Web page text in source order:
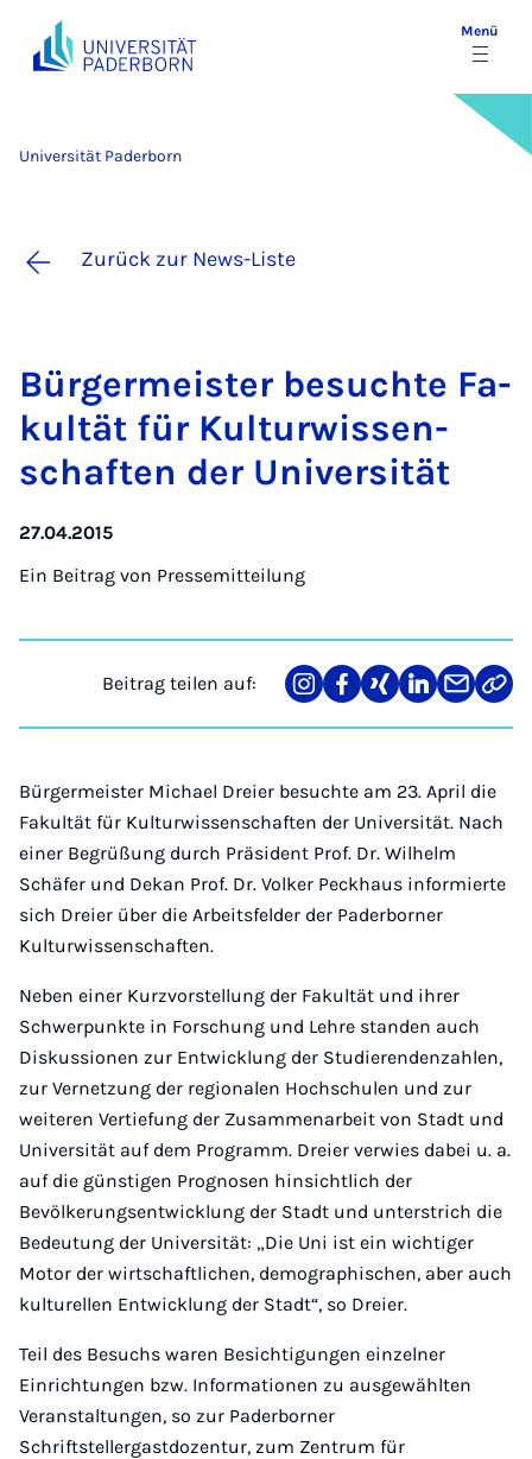
Menü
Universität Paderborn
Zurück zur News-Liste
Bür­ger­meis­ter be­such­te Fa­
kul­tät für Kul­tur­wis­sen­
schaf­ten der Uni­ver­si­tät
27.04.2015
Ein Beitrag von Pressemitteilung
Beitrag teilen auf:
Teilen
auf
Teilen
auf
Teilen
auf
Teilen
auf
Teilen
über
Mail
Link
Bürgermeister Michael Dreier besuchte am 23. April die
Fakultät für Kulturwissenschaften der Universität. Nach
einer Begrüßung durch Präsident Prof. Dr. Wilhelm
Schäfer und Dekan Prof. Dr. Volker Peckhaus informierte
sich Dreier über die Arbeitsfelder der Paderborner
Kulturwissenschaften.
Neben einer Kurzvorstellung der Fakultät und ihrer
Schwerpunkte in Forschung und Lehre standen auch
Diskussionen zur Entwicklung der Studierendenzahlen,
zur Vernetzung der regionalen Hochschulen und zur
weiteren Vertiefung der Zusammenarbeit von Stadt und
Universität auf dem Programm. Dreier verwies dabei u. a.
auf die günstigen Prognosen hinsichtlich der
Bevölkerungsentwicklung der Stadt und unterstrich die
Bedeutung der Universität: „Die Uni ist ein wichtiger
Motor der wirtschaftlichen, demographischen, aber auch
kulturellen Entwicklung der Stadt“, so Dreier.
Teil des Besuchs waren Besichtigungen einzelner
Einrichtungen bzw. Informationen zu ausgewählten
Veranstaltungen, so zur Paderborner
Schriftstellergastdozentur, zum Zentrum für